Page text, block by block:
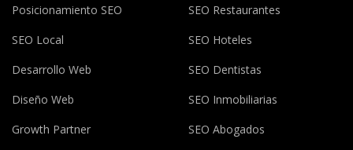
Posicionamiento SEO
SEO Local
Desarrollo Web
Diseño Web
Growth Partner
SEO Restaurantes
SEO Hoteles
SEO Dentistas
SEO Inmobiliarias
SEO Abogados